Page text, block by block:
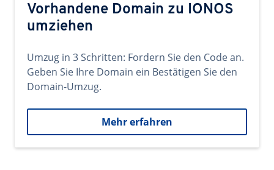
Vorhandene Domain zu IONOS
umziehen
Umzug in 3 Schritten: Fordern Sie den Code an.
Geben Sie Ihre Domain ein Bestätigen Sie den
Domain-Umzug.
Mehr erfahren